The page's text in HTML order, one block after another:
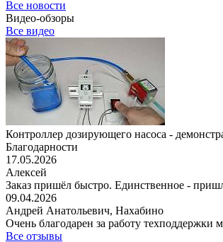
Все новости
Видео-обзоры
Все видео
Контроллер дозирующего насоса -
Благодарности
17.05.2026
Алексей
Заказ пришёл быстро. Единственное -
09.04.2026
Андрей Анатольевич, Нахабино
Очень благодарен за работу техподдержки
Все отзывы